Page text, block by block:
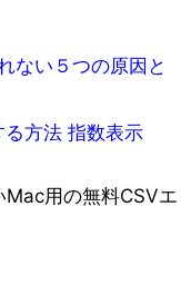
ない５つの原因と
方法 指数表示
用の無料CSVエ